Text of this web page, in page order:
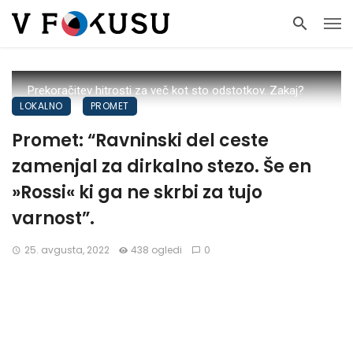
Prekoračitev hitrosti za več kot sto odstotkov. Zakaj?
LOKALNO PROMET
Promet: “Ravninski del ceste
zamenjal za dirkalno stezo. Še en
»Rossi« ki ga ne skrbi za tujo
varnost”.
25. avgusta, 2022 438 ogledi 0